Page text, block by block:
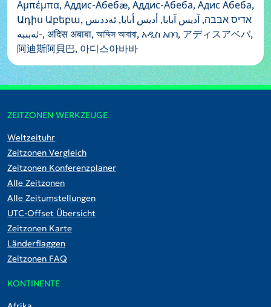
Αμπέμπα, Аддис-Абебæ, Аддис-Абеба, Адис Абеба,
Ադիս Աբեբա, אדיס אבבה, آدیس آبابا, أديس أبابا, ئەددىس
-ئەبىبە, अदिस अबाबा, আদ্দিস আবাবা, አዲስ አበባ, アディスアベバ,
阿迪斯阿貝巴, 아디스아바바
ZEITZONEN WERKZEUGE
Weltzeituhr
Zeitzonen Vergleich
Zeitzonen Konferenzplaner
Alle Zeitzonen
Alle Zeitumstellungen
UTC-Offset Übersicht
Zeitzonen Karte
Länderflaggen
Zeitzonen FAQ
KONTINENTE